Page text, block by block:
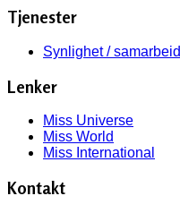
Tjenester
Synlighet / samarbeid
Lenker
Miss Universe
Miss World
Miss International
Kontakt